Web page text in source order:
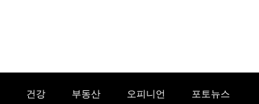
건강 부동산 오피니언 포토뉴스